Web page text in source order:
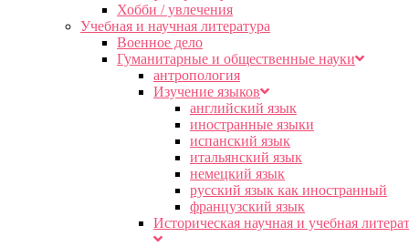
Хобби / увлечения
Учебная и научная литература
Военное дело
Гуманитарные и общественные науки
антропология
Изучение языков
английский язык
иностранные языки
испанский язык
итальянский язык
немецкий язык
русский язык как иностранный
французский язык
Историческая научная и учебная